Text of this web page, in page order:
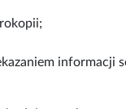
informacji